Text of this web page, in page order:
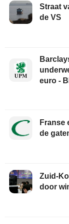
Straat
de VS
euro -
Franse
de
Zuid-
door